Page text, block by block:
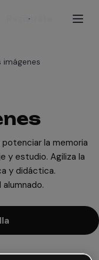
Regístrate
imágenes
la memoria
y estudio. Agiliza la
y didáctica.